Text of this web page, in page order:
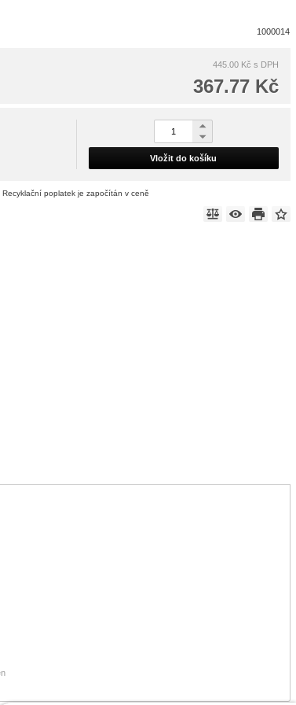
1000014
445.00 Kč s DPH
367.77 Kč
Vložit do košíku
Recyklační poplatek je započítán v ceně